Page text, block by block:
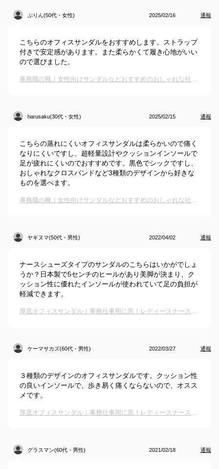
ぷりん(50代・女性) 2025/02/16 通報
こちらのオフィスサンダルをおすすめします。ストラップ
付きで安定感があります。また柔らかくて履き心地がいい
ので選びました。
事務職の靴｜女性向けサンダルなどおすすめのおしゃれな社内履きは？
harusaku(30代・女性) 2025/02/15 通報
こちらの蒸れにくいオフィスサンダルは柔らかいので痛く
なりにくいですし、超軽量設計やクッションインソールで
足が疲れにくいのでおすすめです。黒色でシックですし、
おしゃれなクロスバンドなど3種類のデザインから好きな
ものを選べます。
事務職の靴｜女性向けサンダルなどおすすめのおしゃれな社内履きは？
ヤギヌマ(50代・男性) 2022/04/02 通報
ナースシューズタイプのサンダルのこちらはいかがでしょ
うか？日本製で5センチのヒールがあり美脚が決まり、ク
ッション性に優れたインソールが使われていて足の負担が
軽減できます。
厚底オフィスサンダル｜事務仕事用に黒！レディースナースサンダルなどのおすすめは？
ケーマサカズ(60代・男性) 2022/03/27 通報
３種類のデザインのオフィスサンダルです。クッション性
の良いインソールで、歩き易く痛くならないので、オスス
メです。
厚底オフィスサンダル｜事務仕事用に黒！レディースナースサンダルなどのおすすめは？
グラスマン(60代・男性) 2021/02/18 通報